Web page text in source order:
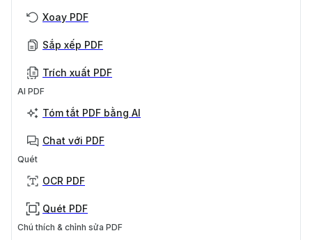
Xoay PDF
Sắp xếp PDF
Trích xuất PDF
AI PDF
Tóm tắt PDF bằng AI
Chat với PDF
Quét
OCR PDF
Quét PDF
Chú thích & chỉnh sửa PDF